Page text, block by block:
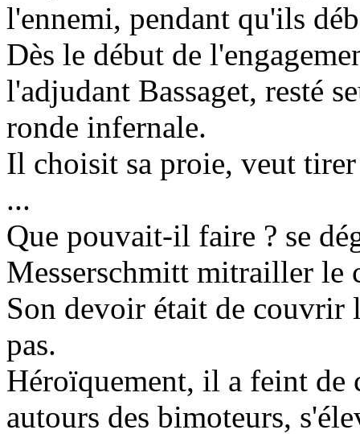
l'ennemi, pendant qu'ils
Dès le début de
l'adjudant Bassaget, resté
ronde infernale.
Il choisit sa proie, veut
...
Que pouvait-il faire ? se
Messerschmitt mitrailler le
Son devoir était de couvrir
pas.
Héroïquement, il a feint de
autours des bimoteurs,